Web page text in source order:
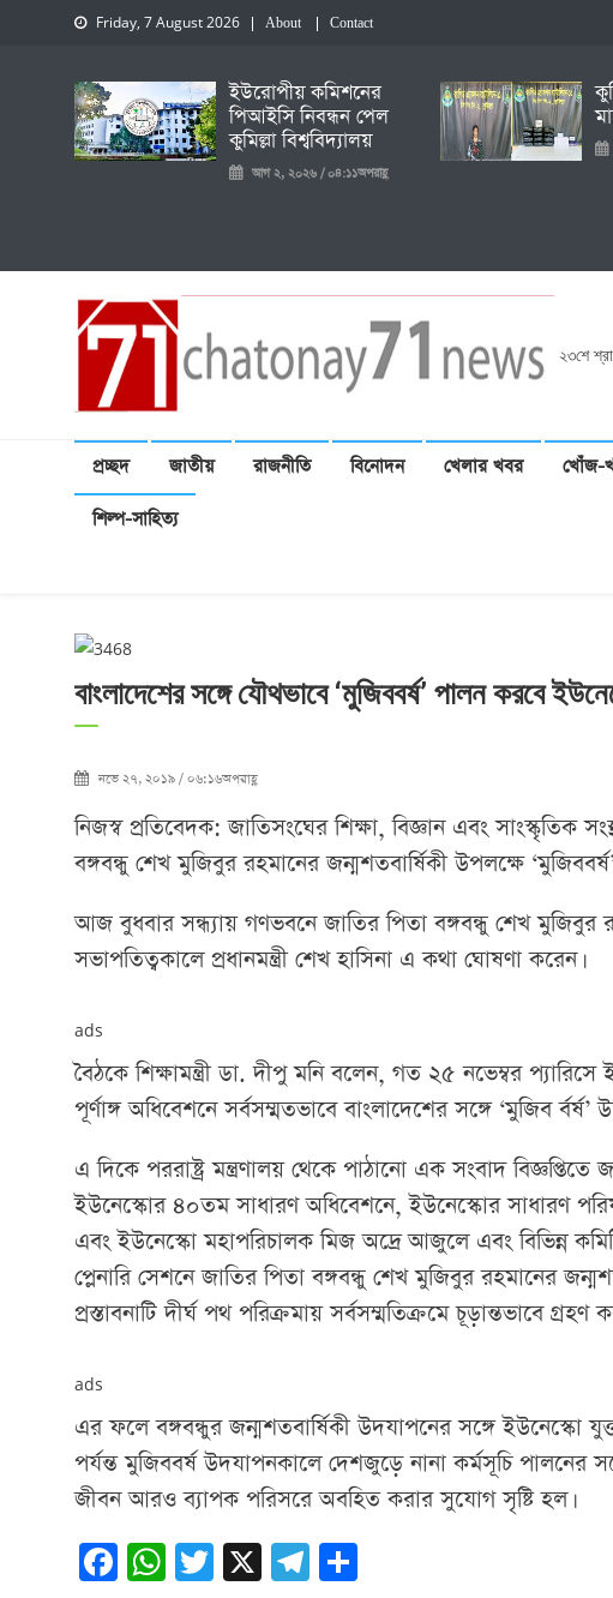
Friday, 7 August 2026 About Contact
ইউরোপীয় কমিশনের
পিআইসি নিবন্ধন পেল
কুমিল্লা বিশ্ববিদ্যালয়
আগ ২, ২০২৬ / ০৪:১১অপরাহ্ণ
২৩শে
প্রচ্ছদ জাতীয় রাজনীতি বিনোদন খেলার খবর খোঁজ-
শিল্প-সাহিত্য
বাংলাদেশের সঙ্গে যৌথভাবে ‘মুজিববর্ষ’ পালন করবে
নভে ২৭, ২০১৯ / ০৬:১৬অপরাহ্ণ
নিজস্ব প্রতিবেদক: জাতিসংঘের শিক্ষা, বিজ্ঞান এবং সাংস্কৃতিক
বঙ্গবন্ধু শেখ মুজিবুর রহমানের জন্মশতবার্ষিকী উপলক্ষে
আজ বুধবার সন্ধ্যায় গণভবনে জাতির পিতা বঙ্গবন্ধু শেখ মুজিবুর
সভাপতিত্বকালে প্রধানমন্ত্রী শেখ হাসিনা এ কথা ঘোষণা করেন।
ads
বৈঠকে শিক্ষামন্ত্রী ডা. দীপু মনি বলেন, গত ২৫ নভেম্বর
পূর্ণাঙ্গ অধিবেশনে সর্বসম্মতভাবে বাংলাদেশের সঙ্গে ‘মুজিব র্বর্ষ’
এ দিকে পররাষ্ট্র মন্ত্রণালয় থেকে পাঠানো এক সংবাদ
ইউনেস্কোর ৪০তম সাধারণ অধিবেশনে, ইউনেস্কোর সাধারণ
এবং ইউনেস্কো মহাপরিচালক মিজ অদ্রে আজুলে এবং বিভিন্ন
প্লেনারি সেশনে জাতির পিতা বঙ্গবন্ধু শেখ মুজিবুর রহমানের
প্রস্তাবনাটি দীর্ঘ পথ পরিক্রমায় সর্বসম্মতিক্রমে চূড়ান্তভাবে গ্রহণ
ads
এর ফলে বঙ্গবন্ধুর জন্মশতবার্ষিকী উদযাপনের সঙ্গে ইউনেস্কো
পর্যন্ত মুজিববর্ষ উদযাপনকালে দেশজুড়ে নানা কর্মসূচি পালনের
জীবন আরও ব্যাপক পরিসরে অবহিত করার সুযোগ সৃষ্টি হল।
Facebook
WhatsApp
Twitter
X Telegram